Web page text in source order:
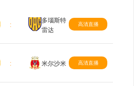
:
多瑙斯特
雷达
高清直播
: 米尔沙米 高清直播